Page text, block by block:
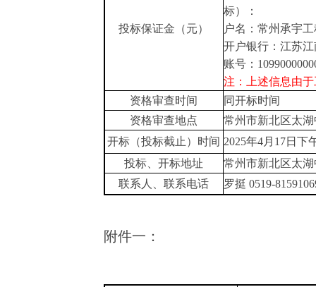
投标保证金（元）
标）
：
户名：常州承宇
开户银行：江苏
账号：
注：上述信息由
资格审查时间
同开标时间
资格审查地点
常州市新北区太湖
开标（投标截止）时间 2025年4月17日下
投标、开标地址
常州市新北区太湖
联系人、联系电话
罗挺 0519-
附件一：